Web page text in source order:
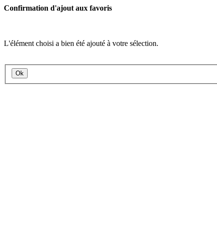
Confirmation d'ajout aux favoris
L'élément choisi a bien été ajouté à votre sélection.